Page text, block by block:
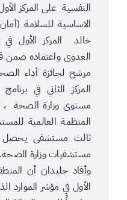
النفسية على المركز
الاساسية للسلامة
خالد المركز الأول في
العدوى واعتماده
المركز الثاني في
مستوى وزارة الصحة ،
المنظمة العالمية
ثالث مستشفى يحصل
مستشفيات وزارة الصحة.
وأفاد جليدان أن